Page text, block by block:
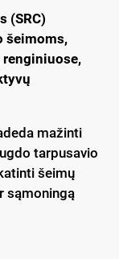
(SRC)
šeimoms,
renginiuose,
mažinti
tarpusavio
šeimų
sąmoningą